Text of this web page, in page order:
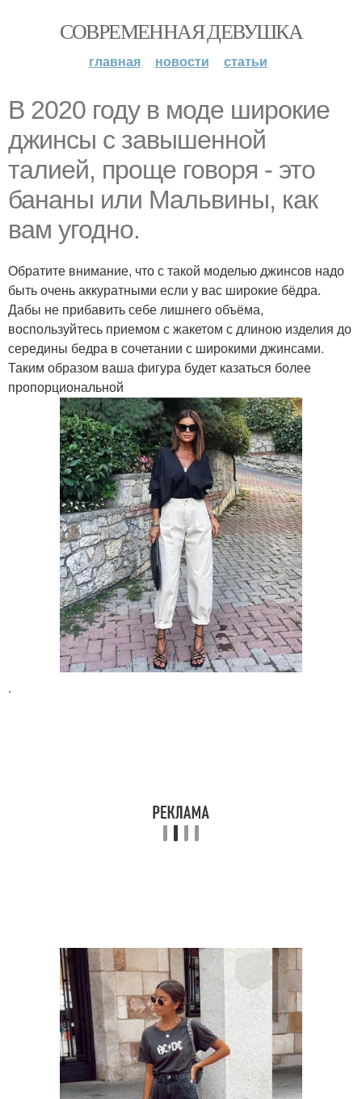
СОВРЕМЕННАЯ ДЕВУШКА
главная новости статьи
В 2020 году в моде широкие
джинсы с завышенной
талией, проще говоря - это
бананы или Мальвины, как
вам угодно.
Обратите внимание, что с такой моделью джинсов надо
быть очень аккуратными если у вас широкие бёдра.
Дабы не прибавить себе лишнего объёма,
воспользуйтесь приемом с жакетом с длиною изделия до
середины бедра в сочетании с широкими джинсами.
Таким образом ваша фигура будет казаться более
пропорциональной
.